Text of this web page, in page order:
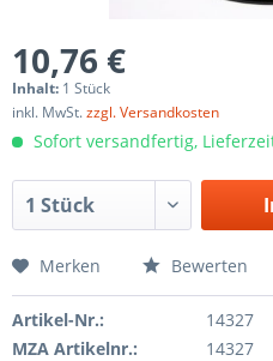
10,76 €
Inhalt: 1 Stück
inkl. MwSt.zzgl. Versandkosten
Sofort versandfertig,
Merken Bewerten
Artikel-Nr.:
14327
MZA Artikelnr.:
14327